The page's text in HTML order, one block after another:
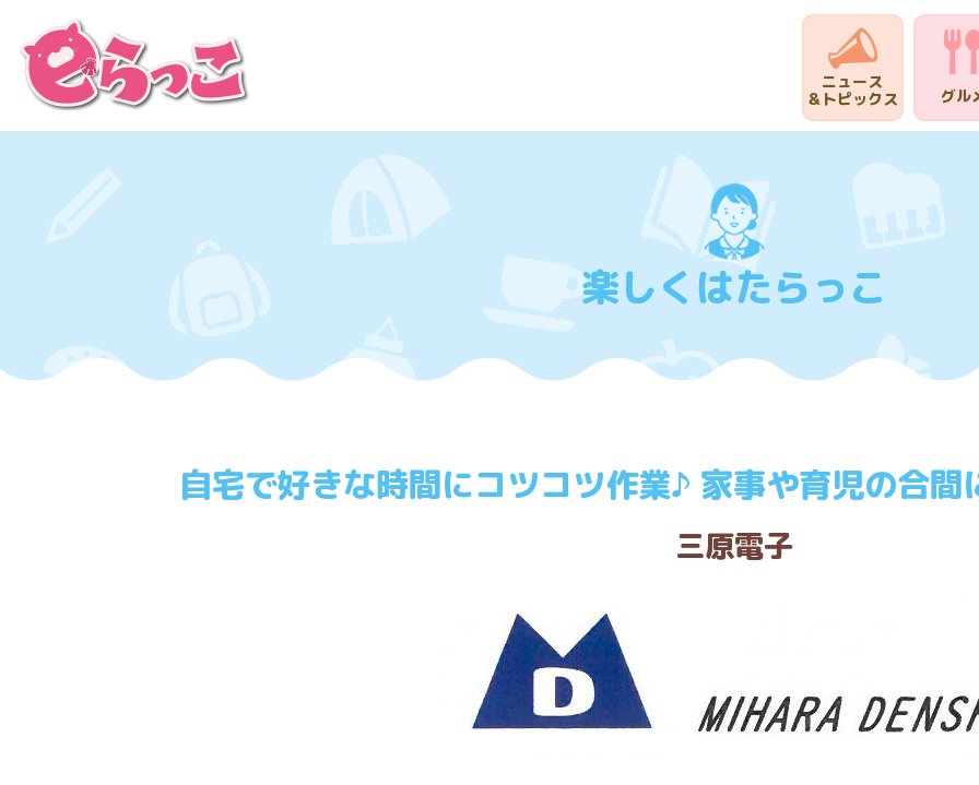
ニュース
＆トピックス
グル
楽しくはたらっこ
自宅で好きな時間にコツコツ作業♪ 家事や育児の合
三原電子